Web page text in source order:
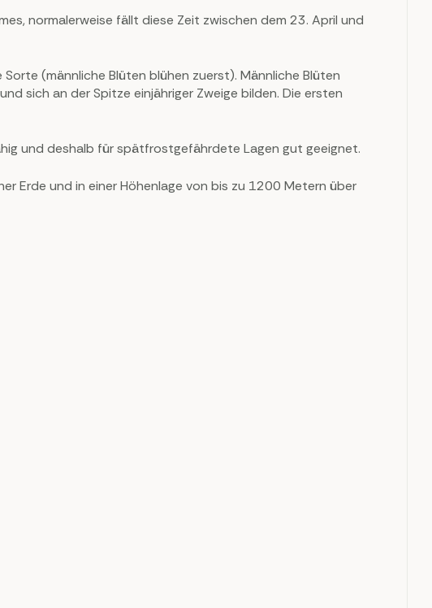
normalerweise fällt diese Zeit zwischen dem 23. April und
(männliche Blüten blühen zuerst). Männliche Blüten
sich an der Spitze einjähriger Zweige bilden. Die ersten
und deshalb für spätfrostgefährdete Lagen gut geeignet.
Erde und in einer Höhenlage von bis zu 1200 Metern über